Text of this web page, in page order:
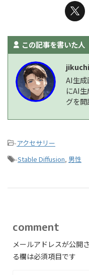
この記事を書いた人
AI生成
にAI
グを開
-アクセサリー
-Stable Diffusion, 男性
comment
メールアドレスが公開
る欄は必須項目です